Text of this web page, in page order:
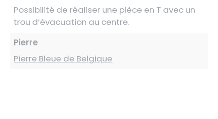
Possibilité de réaliser une pièce en T avec un
trou d’évacuation au centre.
Pierre
Pierre Bleue de Belgique